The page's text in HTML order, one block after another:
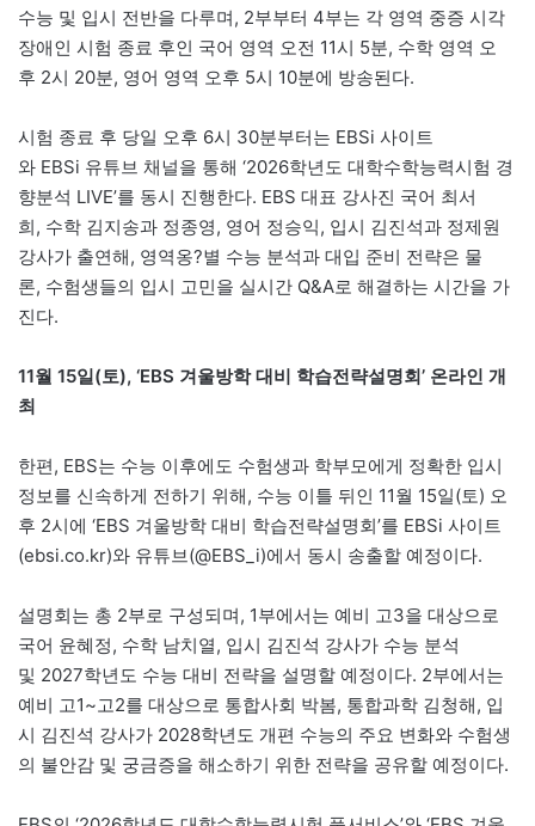
수능 및 입시 전반을 다루며, 2부부터 4부는 각 영역 중증 시각
장애인 시험 종료 후인 국어 영역 오전 11시 5분, 수학 영역 오
후 2시 20분, 영어 영역 오후 5시 10분에 방송된다.
시험 종료 후 당일 오후 6시 30분부터는 EBSi 사이트
와 EBSi 유튜브 채널을 통해 ‘2026학년도 대학수학능력시험 경
향분석 LIVE’를 동시 진행한다. EBS 대표 강사진 국어 최서
희, 수학 김지송과 정종영, 영어 정승익, 입시 김진석과 정제원
강사가 출연해, 영역옹?별 수능 분석과 대입 준비 전략은 물
론, 수험생들의 입시 고민을 실시간 Q&A로 해결하는 시간을 가
진다.
11월 15일(토), ‘EBS 겨울방학 대비 학습전략설명회’ 온라인 개
최
한편, EBS는 수능 이후에도 수험생과 학부모에게 정확한 입시
정보를 신속하게 전하기 위해, 수능 이틀 뒤인 11월 15일(토) 오
후 2시에 ‘EBS 겨울방학 대비 학습전략설명회’를 EBSi 사이트
(ebsi.co.kr)와 유튜브(@EBS_i)에서 동시 송출할 예정이다.
설명회는 총 2부로 구성되며, 1부에서는 예비 고3을 대상으로
국어 윤혜정, 수학 남치열, 입시 김진석 강사가 수능 분석
및 2027학년도 수능 대비 전략을 설명할 예정이다. 2부에서는
예비 고1~고2를 대상으로 통합사회 박봄, 통합과학 김청해, 입
시 김진석 강사가 2028학년도 개편 수능의 주요 변화와 수험생
의 불안감 및 궁금증을 해소하기 위한 전략을 공유할 예정이다.